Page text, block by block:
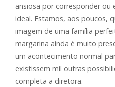
ansiosa por corresponder ou
ideal. Estamos, aos poucos,
imagem de uma família
margarina ainda é muito
um acontecimento normal
existissem mil outras
completa a diretora.